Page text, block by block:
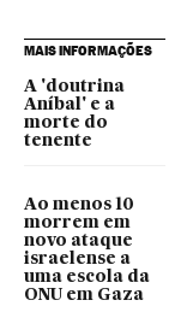
MAIS INFORMAÇÕES
A 'doutrina
Aníbal' e a
morte do
tenente
Ao menos 10
morrem em
novo ataque
israelense a
uma escola da
ONU em Gaza